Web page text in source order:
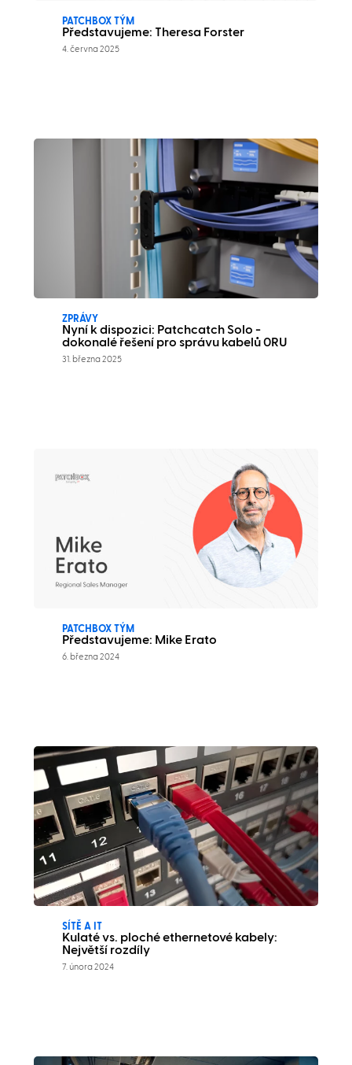
PATCHBOX TÝM
Představujeme: Theresa Forster
4. června 2025
ZPRÁVY
Nyní k dispozici: Patchcatch Solo -
dokonalé řešení pro správu kabelů 0RU
31. března 2025
PATCHBOX TÝM
Představujeme: Mike Erato
6. března 2024
SÍTĚ A IT
Kulaté vs. ploché ethernetové kabely:
Největší rozdíly
7. února 2024